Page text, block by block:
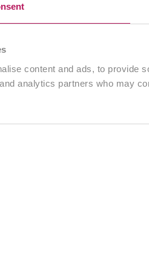
content and ads, to provide
analytics partners who may